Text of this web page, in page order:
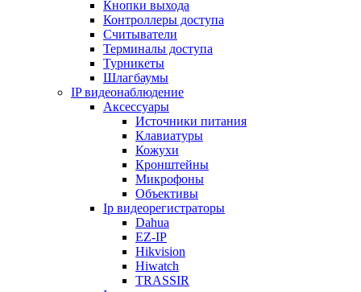
Кнопки выхода
Контроллеры доступа
Считыватели
Терминалы доступа
Турникеты
Шлагбаумы
IP видеонаблюдение
Аксессуары
Источники питания
Клавиатуры
Кожухи
Кронштейны
Микрофоны
Объективы
Ip видеорегистраторы
Dahua
EZ-IP
Hikvision
Hiwatch
TRASSIR